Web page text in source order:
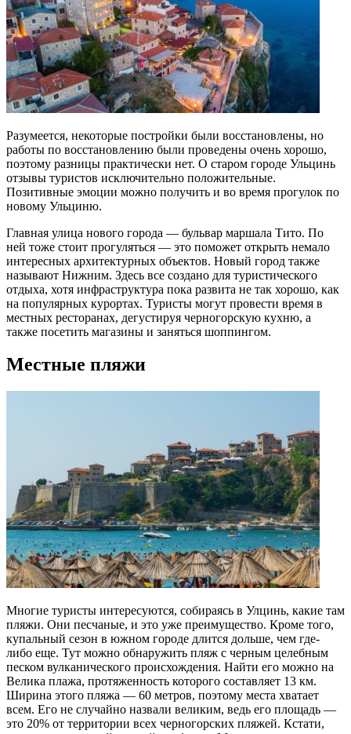
Разумеется, некоторые постройки были восстановлены, но
работы по восстановлению были проведены очень хорошо,
поэтому разницы практически нет. О старом городе Ульцинь
отзывы туристов исключительно положительные.
Позитивные эмоции можно получить и во время прогулок по
новому Ульциню.
Главная улица нового города — бульвар маршала Тито. По
ней тоже стоит прогуляться — это поможет открыть немало
интересных архитектурных объектов. Новый город также
называют Нижним. Здесь все создано для туристического
отдыха, хотя инфраструктура пока развита не так хорошо, как
на популярных курортах. Туристы могут провести время в
местных ресторанах, дегустируя черногорскую кухню, а
также посетить магазины и заняться шоппингом.
Местные пляжи
Многие туристы интересуются, собираясь в Улцинь, какие там
пляжи. Они песчаные, и это уже преимущество. Кроме того,
купальный сезон в южном городе длится дольше, чем где-
либо еще. Тут можно обнаружить пляж с черным целебным
песком вулканического происхождения. Найти его можно на
Велика плажа, протяженность которого составляет 13 км.
Ширина этого пляжа — 60 метров, поэтому места хватает
всем. Его не случайно назвали великим, ведь его площадь —
это 20% от территории всех черногорских пляжей. Кстати,